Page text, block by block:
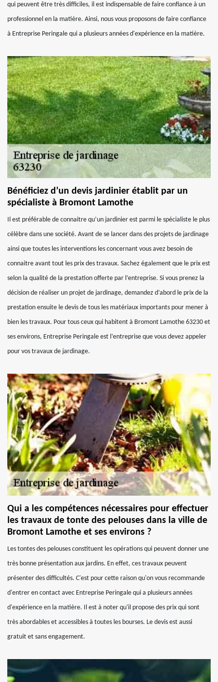
qui peuvent être très difficiles, il est indispensable de faire confiance à un
professionnel en la matière. Ainsi, nous vous proposons de faire confiance
à Entreprise Peringale qui a plusieurs années d'expérience en la matière.
Bénéficiez d’un devis jardinier établit par un
spécialiste à Bromont Lamothe
Il est préférable de connaitre qu’un jardinier est parmi le spécialiste le plus
célèbre dans une société. Avant de se lancer dans des projets de jardinage
ainsi que toutes les interventions les concernant vous avez besoin de
connaitre avant tout les prix des travaux. Sachez également que le prix est
selon la qualité de la prestation offerte par l’entreprise. Si vous prenez la
décision de réaliser un projet de jardinage, demandez d’abord le prix de la
prestation ensuite le devis de tous les matériaux importants pour mener à
bien les travaux. Pour tous ceux qui habitent à Bromont Lamothe 63230 et
ses environs, Entreprise Peringale est l’entreprise que vous devez appeler
pour vos travaux de jardinage.
Qui a les compétences nécessaires pour effectuer
les travaux de tonte des pelouses dans la ville de
Bromont Lamothe et ses environs ?
Les tontes des pelouses constituent les opérations qui peuvent donner une
très bonne présentation aux jardins. En effet, ces travaux peuvent
présenter des difficultés. C'est pour cette raison qu'on vous recommande
d'entrer en contact avec Entreprise Peringale qui a plusieurs années
d'expérience en la matière. Il est à noter qu'il propose des prix qui sont
très abordables et accessibles à toutes les bourses. Le devis est aussi
gratuit et sans engagement.